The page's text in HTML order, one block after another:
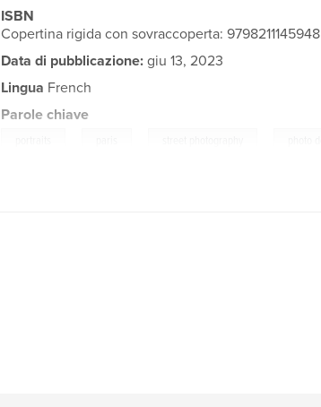
ISBN
Copertina rigida con sovraccoperta: 9798211145948
Data di pubblicazione: giu 13, 2023
Lingua French
Parole chiave